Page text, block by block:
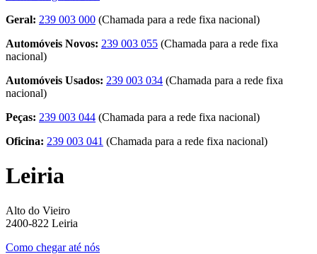
Geral: 239 003 000 (Chamada para a rede fixa nacional)
Automóveis Novos: 239 003 055 (Chamada para a rede fixa
nacional)
Automóveis Usados: 239 003 034 (Chamada para a rede fixa
nacional)
Peças: 239 003 044 (Chamada para a rede fixa nacional)
Oficina: 239 003 041 (Chamada para a rede fixa nacional)
Leiria
Alto do Vieiro
2400-822 Leiria
Como chegar até nós